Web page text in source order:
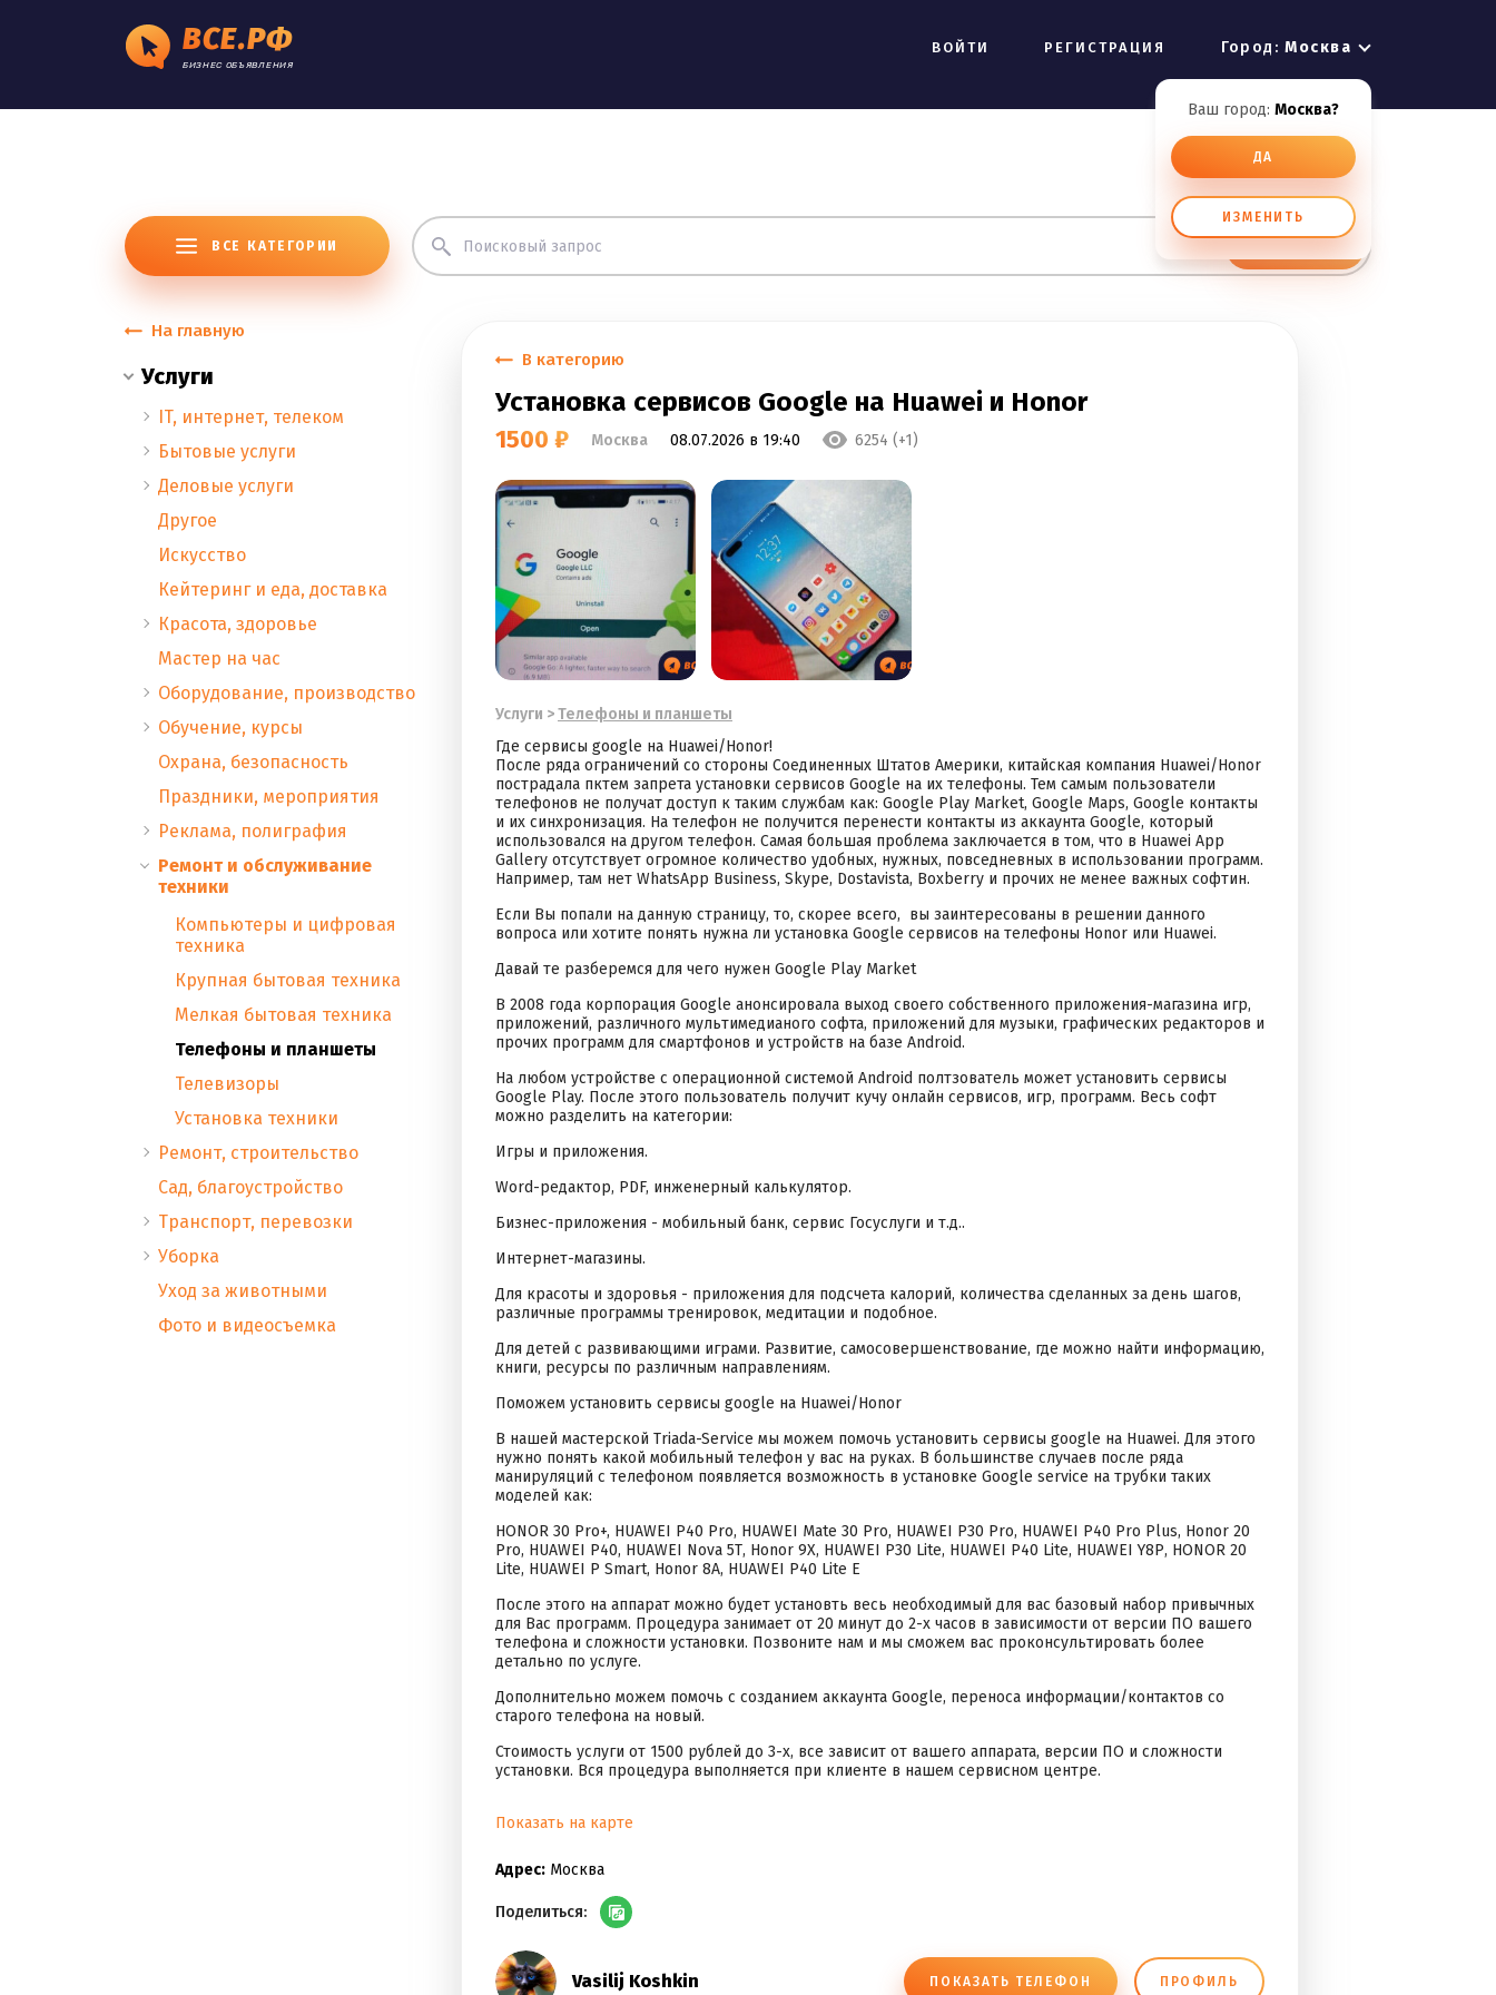
ВСЕ.РФ
БИЗНЕС ОБЪЯВЛЕНИЯ
ВОЙТИ РЕГИСТРАЦИЯ Город:Москва
Ваш город: Москва?
ДА
ИЗМЕНИТЬ
ВСЕ КАТЕГОРИИ
На главную
Услуги
IT, интернет, телеком
Бытовые услуги
Деловые услуги
Другое
Искусство
Кейтеринг и еда, доставка
Красота, здоровье
Мастер на час
Оборудование, производство
Обучение, курсы
Охрана, безопасность
Праздники, мероприятия
Реклама, полиграфия
Ремонт и обслуживание
техники
Компьютеры и цифровая
техника
Крупная бытовая техника
Мелкая бытовая техника
Телефоны и планшеты
Телевизоры
Установка техники
Ремонт, строительство
Сад, благоустройство
Транспорт, перевозки
Уборка
Уход за животными
Фото и видеосъемка
В категорию
Установка сервисов Google на Huawei и Honor
1500 ₽ Москва 08.07.2026 в 19:40 6254 (+1)
Услуги >Телефоны и планшеты
Где сервисы google на Huawei/Honor!
После ряда ограничений со стороны Соединенных Штатов Америки, китайская компания Huawei/Honor
пострадала пктем запрета установки сервисов Google на их телефоны. Тем самым пользователи
телефонов не получат доступ к таким службам как: Google Play Market, Google Maps, Google контакты
и их синхронизация. На телефон не получится перенести контакты из аккаунта Google, который
использовался на другом телефон. Самая большая проблема заключается в том, что в Huawei App
Gallery отсутствует огромное количество удобных, нужных, повседневных в использовании программ.
Например, там нет WhatsApp Business, Skype, Dostavista, Boxberry и прочих не менее важных софтин.
Если Вы попали на данную страницу, то, скорее всего, вы заинтересованы в решении данного
вопроса или хотите понять нужна ли установка Google сервисов на телефоны Honor или Huawei.
Давай те разберемся для чего нужен Google Play Market
В 2008 года корпорация Google анонсировала выход своего собственного приложения-магазина игр,
приложений, различного мультимедианого софта, приложений для музыки, графических редакторов и
прочих программ для смартфонов и устройств на базе Android.
На любом устройстве с операционной системой Android полтзователь может установить сервисы
Google Play. После этого пользователь получит кучу онлайн сервисов, игр, программ. Весь софт
можно разделить на категории:
Игры и приложения.
Word-редактор, PDF, инженерный калькулятор.
Бизнес-приложения - мобильный банк, сервис Госуслуги и т.д..
Интернет-магазины.
Для красоты и здоровья - приложения для подсчета калорий, количества сделанных за день шагов,
различные программы тренировок, медитации и подобное.
Для детей с развивающими играми. Развитие, самосовершенствование, где можно найти информацию,
книги, ресурсы по различным направлениям.
Поможем установить сервисы google на Huawei/Honor
В нашей мастерской Triada-Service мы можем помочь установить сервисы google на Huawei. Для этого
нужно понять какой мобильный телефон у вас на руках. В большинстве случаев после ряда
манируляций с телефоном появляется возможность в установке Google service на трубки таких
моделей как:
НОNОR 30 Рrо+, НUАWЕI Р40 Рrо, НUАWЕI Маtе 30 Рrо, НUАWЕI Р30 Рrо, НUАWЕI Р40 Рrо Рlus, Ноnоr 20
Рrо, НUАWЕI Р40, НUАWЕI Nоvа 5Т, Ноnоr 9Х, НUАWЕI Р30 Litе, НUАWЕI Р40 Litе, НUАWЕI Y8Р, НОNОR 20
Litе, НUАWЕI Р Smаrt, Ноnоr 8А, НUАWЕI Р40 Litе Е
После этого на аппарат можно будет установть весь необходимый для вас базовый набор привычных
для Вас программ. Процедура занимает от 20 минут до 2-х часов в зависимости от версии ПО вашего
телефона и сложности установки. Позвоните нам и мы сможем вас проконсультировать более
детально по услуге.
Дополнительно можем помочь с созданием аккаунта Google, переноса информации/контактов со
старого телефона на новый.
Стоимость услуги от 1500 рублей до 3-х, все зависит от вашего аппарата, версии ПО и сложности
установки. Вся процедура выполняется при клиенте в нашем сервисном центре.
Показать на карте
Адрес: Москва
Поделиться:
Vasilij Koshkin ПОКАЗАТЬ ТЕЛЕФОН ПРОФИЛЬ